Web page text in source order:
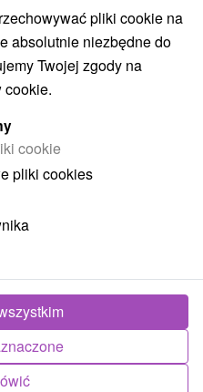
Pokaż wszystko
Maryi Panny
pliki cookie na
absolutnie niezbędne do
Twojej zgody na
cookie.
cookie
pliki cookies